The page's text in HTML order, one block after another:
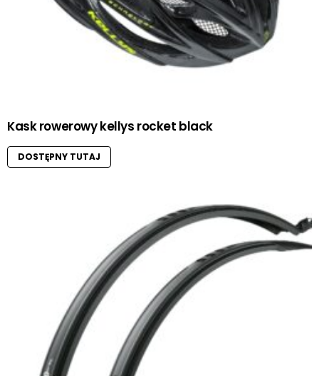
Kask rowerowy kellys rocket black
DOSTĘPNY TUTAJ